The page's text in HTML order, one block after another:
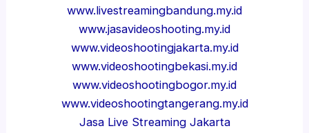
www.livestreamingbandung.my.id
www.jasavideoshooting.my.id
www.videoshootingjakarta.my.id
www.videoshootingbekasi.my.id
www.videoshootingbogor.my.id
www.videoshootingtangerang.my.id
Jasa Live Streaming Jakarta